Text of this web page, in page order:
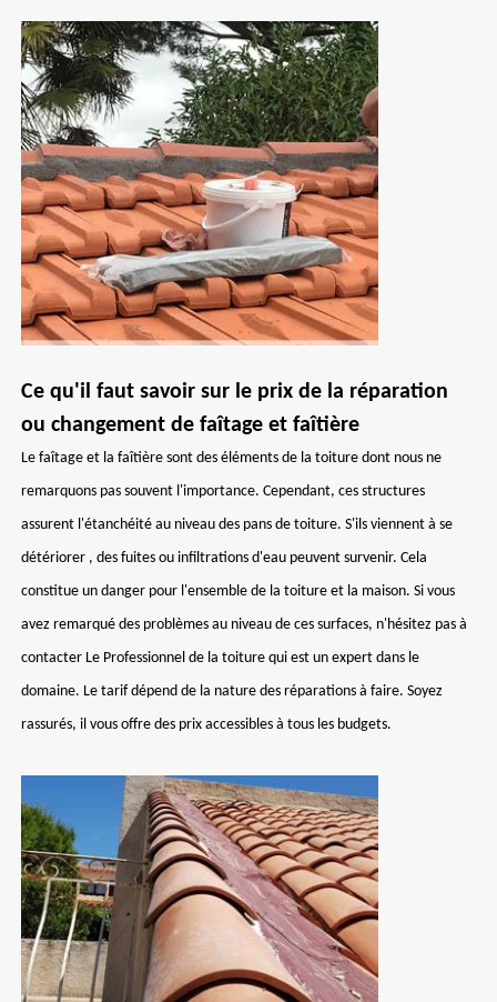
Ce qu'il faut savoir sur le prix de la réparation
ou changement de faîtage et faîtière
Le faîtage et la faîtière sont des éléments de la toiture dont nous ne
remarquons pas souvent l'importance. Cependant, ces structures
assurent l'étanchéité au niveau des pans de toiture. S'ils viennent à se
détériorer , des fuites ou infiltrations d'eau peuvent survenir. Cela
constitue un danger pour l'ensemble de la toiture et la maison. Si vous
avez remarqué des problèmes au niveau de ces surfaces, n'hésitez pas à
contacter Le Professionnel de la toiture qui est un expert dans le
domaine. Le tarif dépend de la nature des réparations à faire. Soyez
rassurés, il vous offre des prix accessibles à tous les budgets.